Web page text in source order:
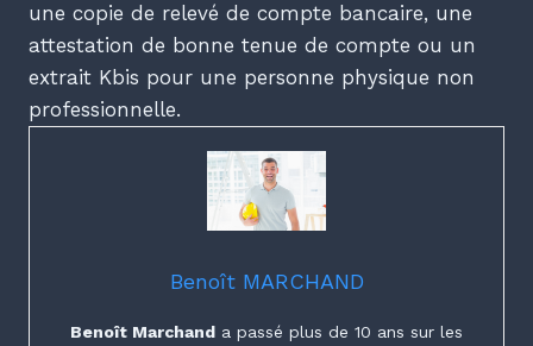
une copie de relevé de compte bancaire, une
attestation de bonne tenue de compte ou un
extrait Kbis pour une personne physique non
professionnelle.
Benoît MARCHAND
Benoît Marchand a passé plus de 10 ans sur les